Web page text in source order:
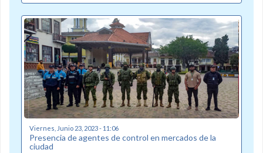
Viernes, Junio 23, 2023 - 11:06
Presencia de agentes de control en mercados de la
ciudad